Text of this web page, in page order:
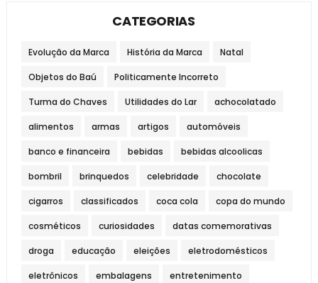
CATEGORIAS
Evolução da Marca História da Marca Natal
Objetos do Baú Politicamente Incorreto
Turma do Chaves Utilidades do Lar achocolatado
alimentos armas artigos automóveis
banco e financeira bebidas bebidas alcoolicas
bombril brinquedos celebridade chocolate
cigarros classificados coca cola copa do mundo
cosméticos curiosidades datas comemorativas
droga educação eleições eletrodomésticos
eletrônicos embalagens entretenimento